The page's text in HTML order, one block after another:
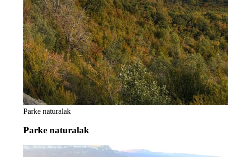
Parke naturalak
Parke naturalak